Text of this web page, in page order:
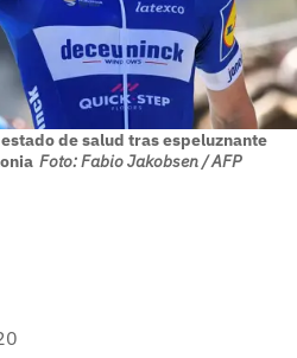
de salud tras espeluznante
Foto: Fabio Jakobsen / AFP